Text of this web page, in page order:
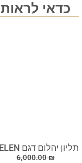
כדאי לראות
תליון יהלום דגם HELEN
6,000.00₪